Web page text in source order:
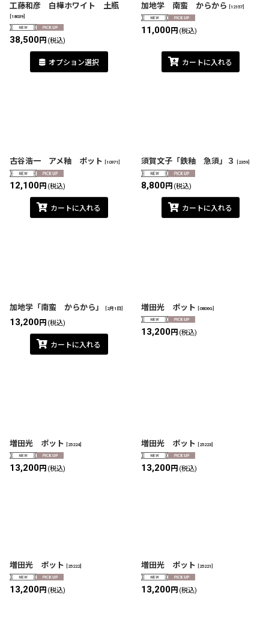
工藤和彦 白樺ホワイト 土瓶
18039
38,500円 (税込)
オプション選択
加地学 南蛮 からから 12157
11,000円 (税込)
カートに入れる
古谷浩一 アメ釉 ポット 10971
12,100円 (税込)
カートに入れる
須賀文子「鉄釉 急須」３ 2359
8,800円 (税込)
カートに入れる
加地学「南蛮 からから」 [2月1日]
13,200円 (税込)
カートに入れる
増田光 ポット [0806G]
13,200円 (税込)
増田光 ポット 25224]
13,200円 (税込)
増田光 ポット 25223
13,200円 (税込)
増田光 ポット 25222]
13,200円 (税込)
増田光 ポット 25221
13,200円 (税込)